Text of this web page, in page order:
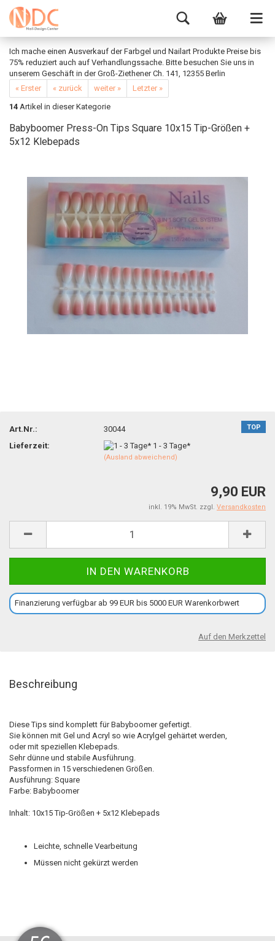
Ich mache einen Ausverkauf der Farbgel und Nailart Produkte Preise bis
75% reduziert auch auf Verhandlungssache. Bitte besuchen Sie uns in
unserem Geschäft in der Groß-Ziethener Ch. 141, 12355 Berlin
« Erster
« zurück weiter »
Letzter »
14 Artikel in dieser Kategorie
Babyboomer Press-On Tips Square 10x15 Tip-Größen +
5x12 Klebepads
TOP
Art.Nr.:
30044
Lieferzeit:
1 - 3 Tage*
(Ausland abweichend)
9,90 EUR
inkl. 19% MwSt. zzgl. Versandkosten
Finanzierung verfügbar ab 99 EUR bis 5000 EUR Warenkorbwert
Auf den Merkzettel
Beschreibung
Diese Tips sind komplett für Babyboomer gefertigt.
Sie können mit Gel und Acryl so wie Acrylgel gehärtet werden,
oder mit speziellen Klebepads.
Sehr dünne und stabile Ausführung.
Passformen in 15 verschiedenen Größen.
Ausführung: Square
Farbe: Babyboomer
Inhalt: 10x15 Tip-Größen + 5x12 Klebepads
Leichte, schnelle Vearbeitung
Müssen nicht gekürzt werden